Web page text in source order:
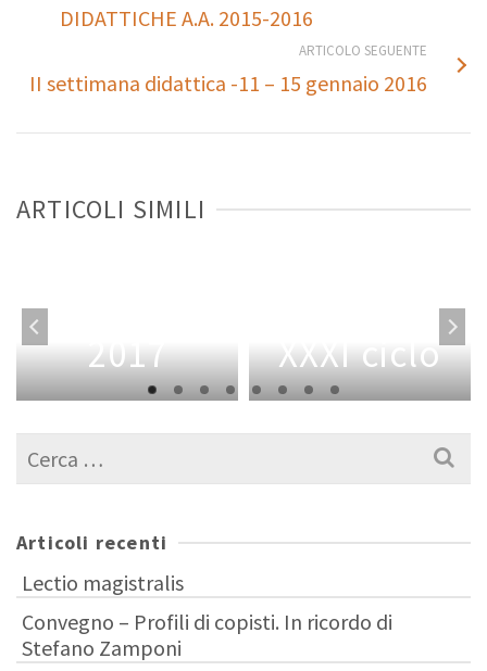
DIDATTICHE A.A. 2015-2016
ARTICOLO SEGUENTE
II settimana didattica -11 – 15 gennaio 2016
ARTICOLI SIMILI
2017
dei
risultati
ricerche
XXXI ciclo
Cerca
per:
Articoli recenti
Lectio magistralis
Convegno – Profili di copisti. In ricordo di
Stefano Zamponi